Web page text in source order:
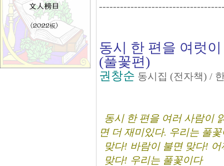
동시 한 편을 여럿
(풀꽃편)
권창순 동시집 (전자책) /
동시 한 편을 여러 사람이
면 더 재미있다. 우리는 풀
맞다! 바람이 불면 맞다!
맞다! 우리는 풀꽃이다